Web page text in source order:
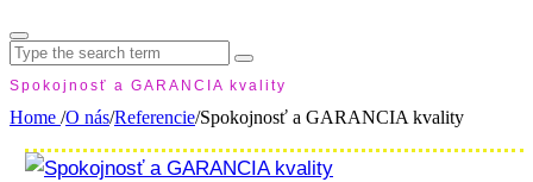
Search
for:
Spokojnosť a GARANCIA kvality
Home /O nás/Referencie/Spokojnosť a GARANCIA kvality